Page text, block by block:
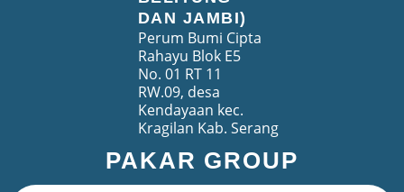
DAN JAMBI)
Perum Bumi Cipta
Rahayu Blok E5
No. 01 RT 11
RW.09, desa
Kendayaan kec.
Kragilan Kab. Serang
PAKAR GROUP